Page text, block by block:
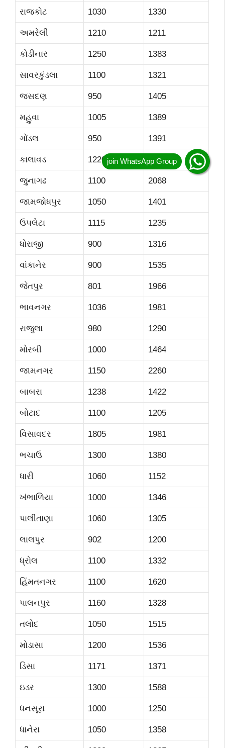
રાજકોટ 1030 1330
અમરેલી 1210 1211
કોડીનાર 1250 1383
સાવરકુંડલા 1100 1321
જસદણ 950 1405
મહુવા 1005 1389
ગોંડલ 950 1391
કાલાવડ 1220 1990
જુનાગઢ 1100 2068
જામજોધપુર 1050 1401
ઉપલેટા 1115 1235
ધોરાજી 900 1316
વાંકાનેર 900 1535
જેતપુર 801 1966
ભાવનગર 1036 1981
રાજુલા 980 1290
મોરબી 1000 1464
જામનગર 1150 2260
બાબરા 1238 1422
બોટાદ 1100 1205
વિસાવદર 1805 1981
ભચાઉ 1300 1380
ધારી 1060 1152
ખંભાળિયા 1000 1346
પાલીતાણા 1060 1305
લાલપુર 902 1200
ધ્રોલ 1100 1332
હિંમતનગર 1100 1620
પાલનપુર 1160 1328
તલોદ 1050 1515
મોડાસા 1200 1536
ડિસા 1171 1371
ઇડર 1300 1588
ધનસૂરા 1000 1250
ધાનેરા 1050 1358